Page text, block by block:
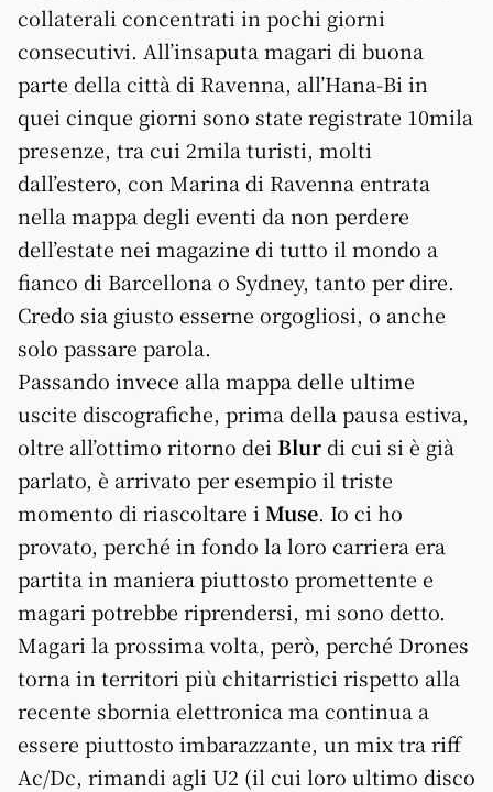
collaterali concentrati in pochi giorni
consecutivi. All’insaputa magari di buona
parte della città di Ravenna, all’Hana-Bi in
quei cinque giorni sono state registrate 10mila
presenze, tra cui 2mila turisti, molti
dall’estero, con Marina di Ravenna entrata
nella mappa degli eventi da non perdere
dell’estate nei magazine di tutto il mondo a
fianco di Barcellona o Sydney, tanto per dire.
Credo sia giusto esserne orgogliosi, o anche
solo passare parola.
Passando invece alla mappa delle ultime
uscite discografiche, prima della pausa estiva,
oltre all’ottimo ritorno dei Blurdi cui si è già
parlato, è arrivato per esempio il triste
momento di riascoltare i Muse. Io ci ho
provato, perché in fondo la loro carriera era
partita in maniera piuttosto promettente e
magari potrebbe riprendersi, mi sono detto.
Magari la prossima volta, però, perché Drones
torna in territori più chitarristici rispetto alla
recente sbornia elettronica ma continua a
essere piuttosto imbarazzante, un mix tra riff
Ac/Dc, rimandi agli U2 (il cui loro ultimo disco